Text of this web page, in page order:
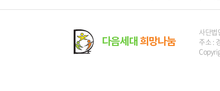
사단법
주소 :